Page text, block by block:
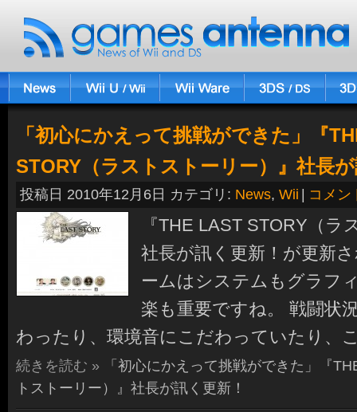
「初心にかえって挑戦ができた」『
STORY（ラストストーリー）』社長
投稿日 2010年12月6日 カテゴリ: News, Wii コメン
『THE LAST STORY（ラ
社長が訊く更新！が更新
ームはシステムもグラフ
楽も重要ですね。 戦闘状
わったり、環境音にこだわっていたり、
続きを読む »
「初心にかえって挑戦ができた」『
トストーリー）』社長が訊く更新！